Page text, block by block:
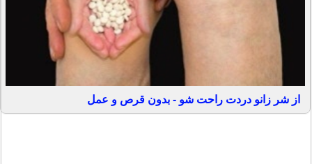
از شر زانو دردت راحت شو - بدون قرص و عمل